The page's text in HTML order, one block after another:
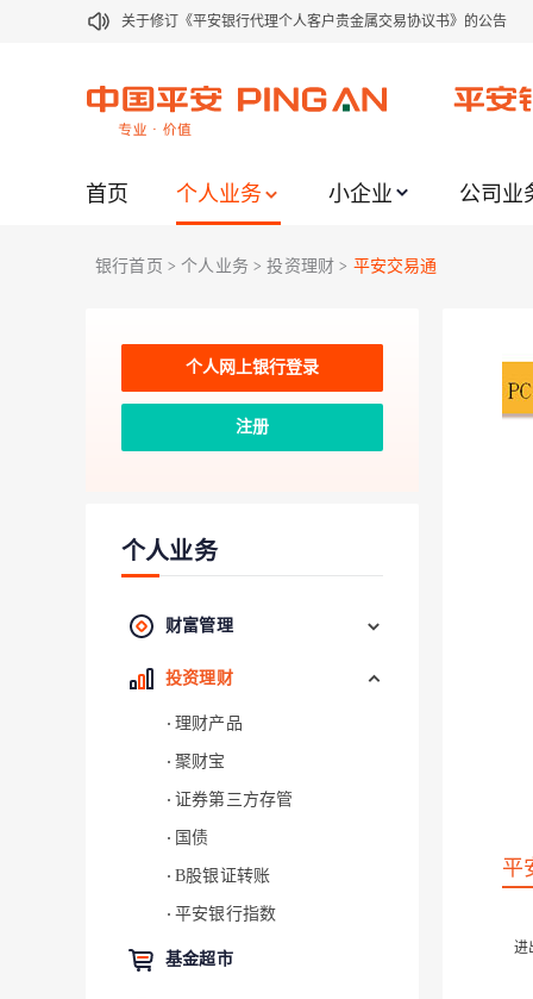
关于修订《平安银行代理个人客户贵金属交易协议书》的公告
关于我行聚金宝交易软件升级更新的通知
关于2020年端午节期间上金所代理业务调整合约保证金比例和涨
关于加强代理贵金属业务风险防范的提示
关于调整存量首套住房贷款利率的公告
关于修订《平安银行平安金积存业务协议书（个人）》的公告
首页 个人业务 小企业 公司业
银行首页 > 个人业务 > 投资理财 > 平安交易通
个人网上银行登录
注册
个人业务
财富管理
投资理财
理财产品
聚财宝
证券第三方存管
国债
B股银证转账
平安银行指数
基金超市
平
进